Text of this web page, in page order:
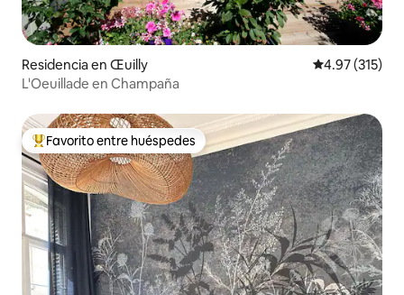
Residencia en Œuilly Calificación
4.97 (315)
L'Oeuillade en Champaña
De los mejores en Favorito entre huéspedes
Favorito entre huéspedes